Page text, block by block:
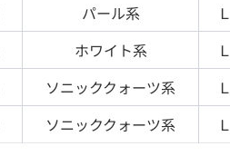
パール系
ホワイト系
ソニッククォーツ系
ソニッククォーツ系